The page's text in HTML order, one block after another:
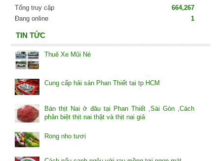
Tổng truy cập
664,267
Đang online
1
TIN TỨC
Thuê Xe Mũi Né
Cung cấp hải sản Phan Thiết tại tp HCM
Bán thịt Nai ở đâu tại Phan Thiết ,Sài Gòn ,Cách
phân biệt thịt nai thật và thịt nai giả
Rong nho tươi